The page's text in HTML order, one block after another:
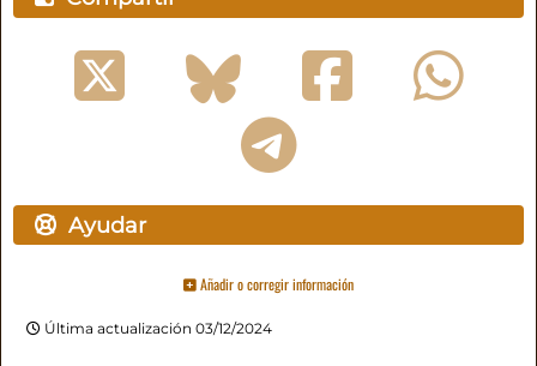
Ayudar
Añadir o corregir información
Última actualización 03/12/2024